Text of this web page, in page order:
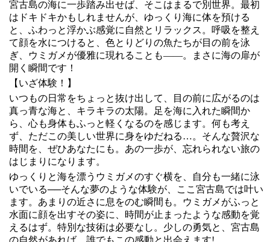
宮古島の海に一歩踏み出せば、そこはまるで別世界。最初
はドキドキかもしれませんが、ゆっくり海に体を預ける
と、ふわっと浮かぶ感覚に自然とリラックス。呼吸を整え
て顔を水につけると、色とりどりの魚たちが目の前を泳
ぎ、ウミガメが優雅に現れることも――。まさに海の扉が
開く瞬間です！
【いざ体験！】
いつもの日常をちょっと抜け出して、目の前に広がるのは
真っ青な海と、キラキラの太陽。足を海に入れた瞬間か
ら、心も身体もふっと軽くなるのを感じます。何も考え
ず、ただこの美しい世界に身をゆだねる…。そんな贅沢な
時間を、ぜひあなたにも。あの一歩が、忘れられない旅の
はじまりになります。
ゆっくりと海を漂うウミガメのすぐ横を、自分も一緒に泳
いでいる──そんな夢のような体験が、ここ宮古島では叶い
ます。あまりの近さに息をのむ瞬間も。ウミガメがふっと
水面に顔を出すその姿に、時間が止まったような感動を覚
えるはず。特別な技術は必要なし。少しの勇気と、宮古島
の自然があれば、誰でもこの感動と出会えます!